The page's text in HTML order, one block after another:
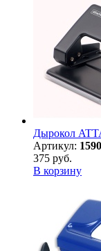
Дырокол
Артикул:
375 руб.
В корзину